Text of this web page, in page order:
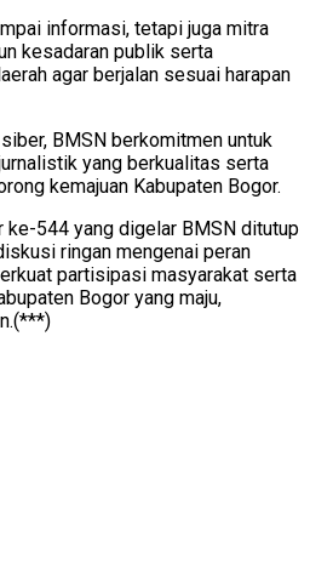
informasi, tetapi juga mitra
kesadaran publik serta
agar berjalan sesuai harapan
BMSN berkomitmen untuk
yang berkualitas serta
kemajuan Kabupaten Bogor.
ke-544 yang digelar BMSN ditutup
ringan mengenai peran
partisipasi masyarakat serta
Bogor yang maju,